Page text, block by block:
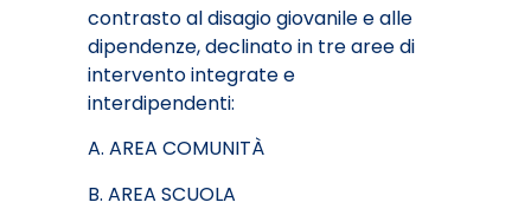
contrasto al disagio giovanile e alle
dipendenze, declinato in tre aree di
intervento integrate e
interdipendenti:
A. AREA COMUNITÀ
B. AREA SCUOLA